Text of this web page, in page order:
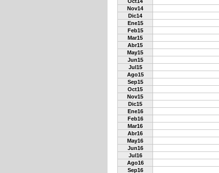
Nov14
Dic14
Ene15
Feb15
Mar15
Abr15
May15
Jun15
Jul15
Ago15
Sep15
Oct15
Nov15
Dic15
Ene16
Feb16
Mar16
Abr16
May16
Jun16
Jul16
Ago16
Sep16